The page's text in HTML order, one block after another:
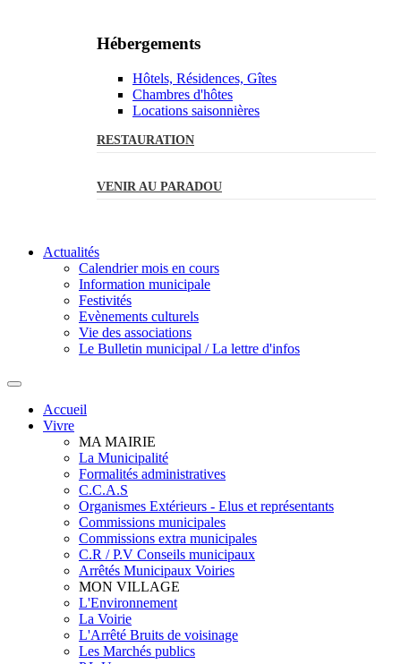
Hébergements
Hôtels, Résidences, Gîtes
Chambres d'hôtes
Locations saisonnières
RESTAURATION
VENIR AU PARADOU
Actualités
Calendrier mois en cours
Information municipale
Festivités
Evènements culturels
Vie des associations
Le Bulletin municipal / La lettre d'infos
Accueil
Vivre
MA MAIRIE
La Municipalité
Formalités administratives
C.C.A.S
Organismes Extérieurs - Elus et représentants
Commissions municipales
Commissions extra municipales
C.R / P.V Conseils municipaux
Arrêtés Municipaux Voiries
MON VILLAGE
L'Environnement
La Voirie
L'Arrêté Bruits de voisinage
Les Marchés publics